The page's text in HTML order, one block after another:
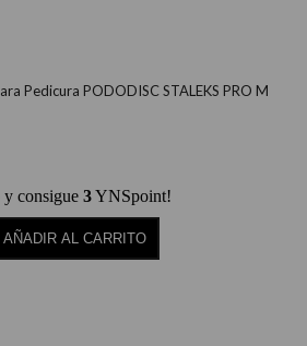
Pedicura PODODISC STALEKS PRO M
y consigue 3YNSpoint!
AÑADIR AL CARRITO